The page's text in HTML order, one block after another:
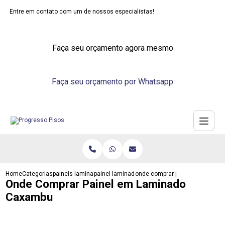
Entre em contato com um de nossos especialistas!
Faça seu orçamento agora mesmo
Faça seu orçamento por Whatsapp
HomeCategoriaspaineis laminadospainel laminado madeiraonde comprar painel em
Onde Comprar Painel em Laminado
Caxambu